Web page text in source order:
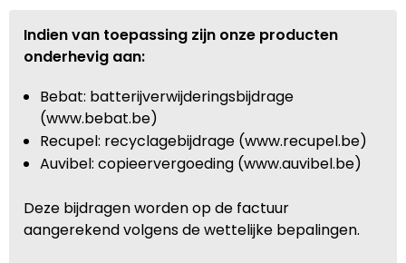
Indien van toepassing zijn onze producten
onderhevig aan:
Bebat: batterijverwijderingsbijdrage
(www.bebat.be)
Recupel: recyclagebijdrage (www.recupel.be)
Auvibel: copieervergoeding (www.auvibel.be)
Deze bijdragen worden op de factuur
aangerekend volgens de wettelijke bepalingen.